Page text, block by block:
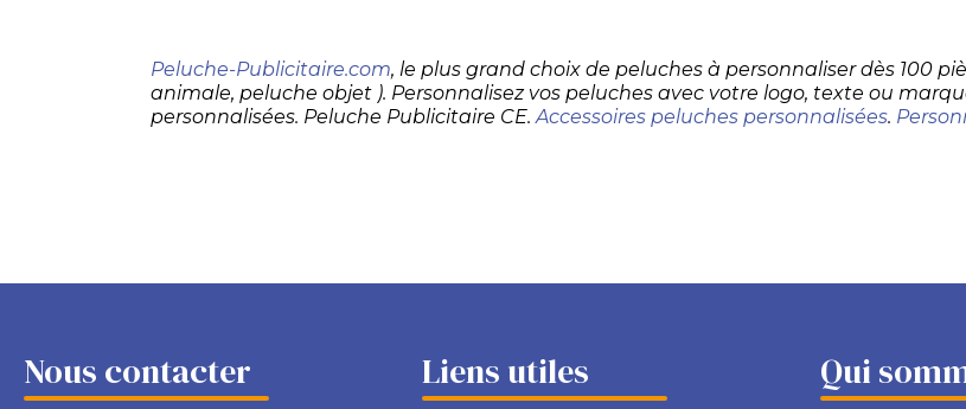
Peluche-Publicitaire.com, le plus grand choix de peluches à personnaliser dès 100
animale, peluche objet ). Personnalisez vos peluches avec votre logo, texte ou
personnalisées. Peluche Publicitaire CE.Accessoires peluches personnalisées.
Nous contacter Liens utiles Qui